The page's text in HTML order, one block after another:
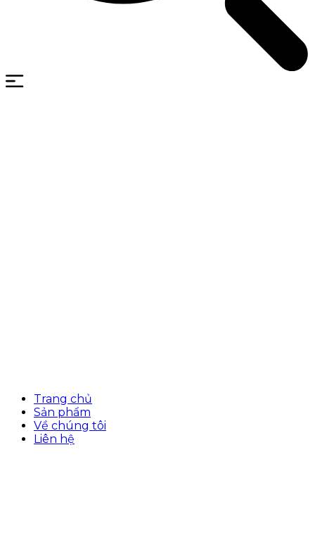
Trang chủ
Sản phẩm
Về chúng tôi
Liên hệ